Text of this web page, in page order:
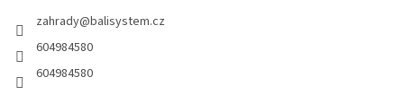
zahrady@balisystem.cz
604984580
604984580